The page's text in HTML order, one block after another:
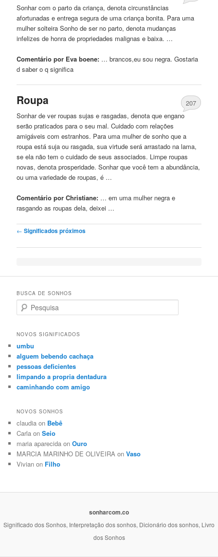
Sonhar com o parto da criança, denota circunstâncias
afortunadas e entrega segura de uma criança bonita. Para uma
mulher solteira Sonho de ser no parto, denota mudanças
infelizes de honra de propriedades malignas e baixa. …
Comentário por Eva boene: … brancos,eu sou negra. Gostaria
d saber o q significa
Roupa
207
Sonhar de ver roupas sujas e rasgadas, denota que engano
serão praticados para o seu mal. Cuidado com relações
amigáveis ​​com estranhos. Para uma mulher de sonho que a
roupa está suja ou rasgada, sua virtude será arrastado na lama,
se ela não tem o cuidado de seus associados. Limpe roupas
novas, denota prosperidade. Sonhar que você tem a abundância,
ou uma variedade de roupas, é …
Comentário por Christiane: … em uma mulher negra e
rasgando as roupas dela, deixei …
Post navigation
← Significados próximos
BUSCA DE SONHOS
Search
NOVOS SIGNIFICADOS
umbu
alguem bebendo cachaça
pessoas deficientes
limpando a propria dentadura
caminhando com amigo
NOVOS SONHOS
claudia on Bebê
Carla onSeio
maria aparecida onOuro
MARCIA MARINHO DE OLIVEIRA onVaso
Vivian on Filho
sonharcom.co
Significado dos Sonhos, Interpretação dos sonhos, Dicionário dos sonhos, Livro
dos Sonhos